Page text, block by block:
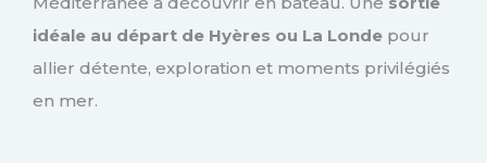
idéale au départ de Hyères ou La Londe pour
allier détente, exploration et moments privilégiés
en mer.